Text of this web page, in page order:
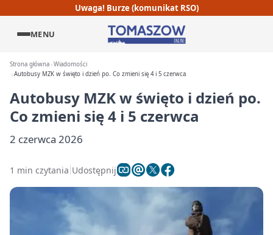
Uwaga! Burze (komunikat RSO)
MENU
Strona główna Wiadomości
Autobusy MZK w święto i dzień po. Co zmieni się 4 i 5 czerwca
Autobusy MZK w święto i dzień po.
Co zmieni się 4 i 5 czerwca
2 czerwca 2026
1 min czytania Udostępnij